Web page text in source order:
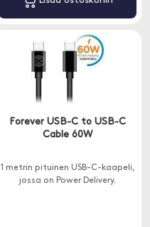
Forever USB-C to USB-C
Cable 60W
1 metrin pituinen USB-C-kaapeli,
jossa on Power Delivery.